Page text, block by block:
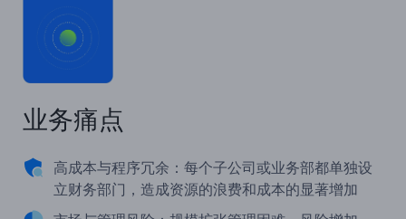
业务痛点
高成本与程序冗余：每个子公司或业务部都单独设
立财务部门，造成资源的浪费和成本的显著增加